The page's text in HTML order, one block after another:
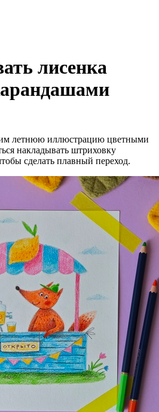
лисенка
летнюю иллюстрацию цветными
накладывать штриховку
сделать плавный переход.